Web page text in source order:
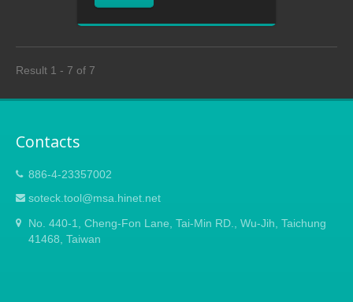
Result 1 - 7 of 7
Contacts
886-4-23357002
soteck.tool@msa.hinet.net
No. 440-1, Cheng-Fon Lane, Tai-Min RD., Wu-Jih, Taichung
41468, Taiwan